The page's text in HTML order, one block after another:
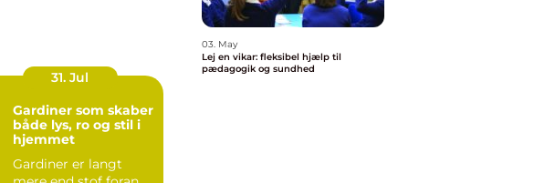
31. Jul
Gardiner som skaber
både lys, ro og stil i
hjemmet
Gardiner er langt
03. May
Lej en vikar: fleksibel hjælp til
pædagogik og sundhed